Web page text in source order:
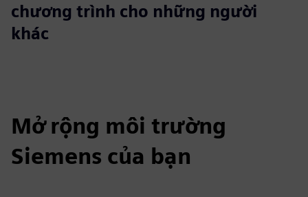
chương trình cho những người
khác
Mở rộng môi trường
Siemens của bạn